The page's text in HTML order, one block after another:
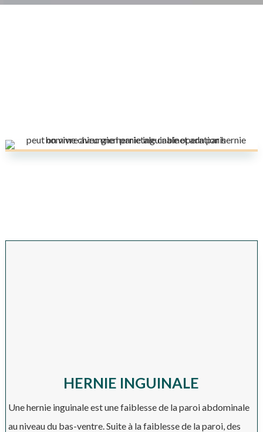
HERNIE INGUINALE
Une hernie inguinale est une faiblesse de la paroi abdominale
au niveau du bas-ventre. Suite à la faiblesse de la paroi, des